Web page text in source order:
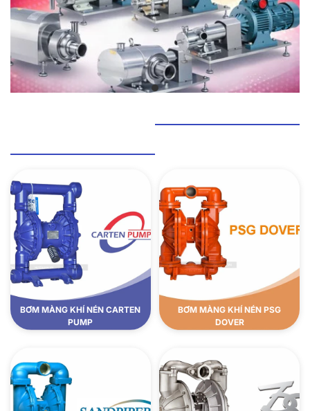
BƠM MÀNG KHÍ NÉN CARTEN
PUMP
BƠM MÀNG KHÍ NÉN PSG
DOVER